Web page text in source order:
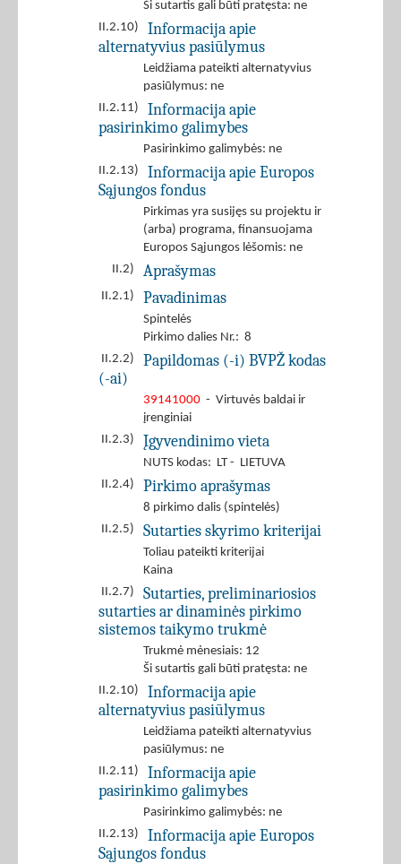
Ši sutartis gali būti pratęsta: ne
II.2.10)
Informacija apie
alternatyvius pasiūlymus
Leidžiama pateikti alternatyvius
pasiūlymus: ne
II.2.11)
Informacija apie
pasirinkimo galimybes
Pasirinkimo galimybės: ne
II.2.13)
Informacija apie Europos
Sąjungos fondus
Pirkimas yra susijęs su projektu ir
(arba) programa, finansuojama
Europos Sąjungos lėšomis: ne
II.2)
Aprašymas
II.2.1) Pavadinimas
Spintelės
Pirkimo dalies Nr.: 8
II.2.2)
Papildomas (-i) BVPŽ kodas
(-ai)
39141000 - Virtuvės baldai ir
įrenginiai
II.2.3)
Įgyvendinimo vieta
NUTS kodas: LT - LIETUVA
II.2.4)
Pirkimo aprašymas
8 pirkimo dalis (spintelės)
II.2.5)
Sutarties skyrimo kriterijai
Toliau pateikti kriterijai
Kaina
II.2.7)
Sutarties, preliminariosios
sutarties ar dinaminės pirkimo
sistemos taikymo trukmė
Trukmė mėnesiais: 12
Ši sutartis gali būti pratęsta: ne
II.2.10)
Informacija apie
alternatyvius pasiūlymus
Leidžiama pateikti alternatyvius
pasiūlymus: ne
II.2.11)
Informacija apie
pasirinkimo galimybes
Pasirinkimo galimybės: ne
II.2.13)
Informacija apie Europos
Sąjungos fondus